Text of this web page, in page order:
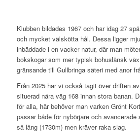
Klubben bildades 1967 och har idag 27
och mycket välskötta hål. Dessa ligger
inbäddade i en vacker natur, där man
bokskogar som mer typisk bohuslänsk
gränsande till Gullbringa säteri med anor
Från 2025 har vi också tagit över driften
situerad nära väg 168 innan stora banan.
för alla, här behöver man varken Grönt
passar både för nybörjare och avancerade
så lång (1730m) men kräver raka slag.